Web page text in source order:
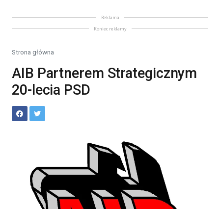
Reklama
Koniec reklamy
Strona główna
AIB Partnerem Strategicznym
20-lecia PSD